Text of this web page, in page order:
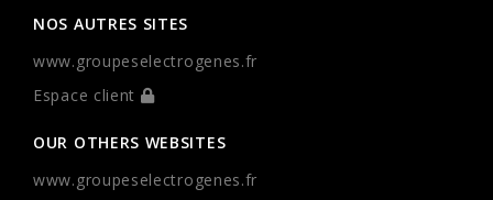
NOS AUTRES SITES
www.groupeselectrogenes.fr
Espace client
OUR OTHERS WEBSITES
www.groupeselectrogenes.fr